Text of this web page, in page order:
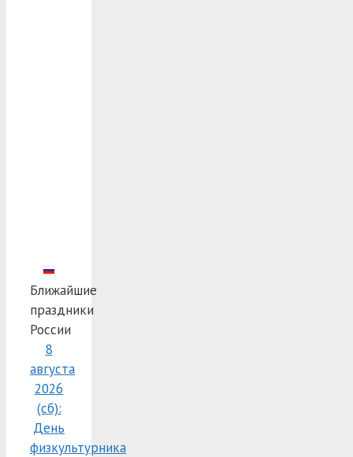
Ближайшие
праздники
России
8
августа
2026
(сб):
День
физкультурника